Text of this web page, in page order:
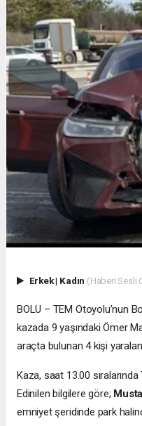
Erkek| Kadın (Haberi Sesli
BOLU – TEM Otoyolu’nun
kazada 9 yaşındaki Ömer
araçta bulunan 4 kişi
Kaza, saat 13.00
Edinilen bilgilere göre;
emniyet şeridinde park